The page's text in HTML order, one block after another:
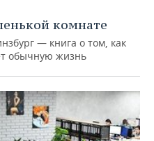
комнате
— книга о том, как
обычную жизнь